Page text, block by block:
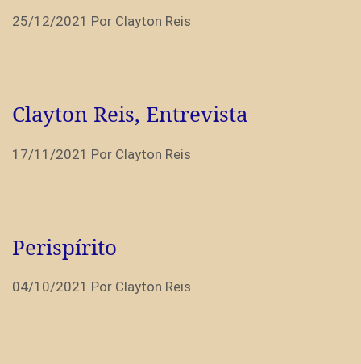
25/12/2021 Por Clayton Reis
Clayton Reis, Entrevista
17/11/2021 Por Clayton Reis
Perispírito
04/10/2021 Por Clayton Reis